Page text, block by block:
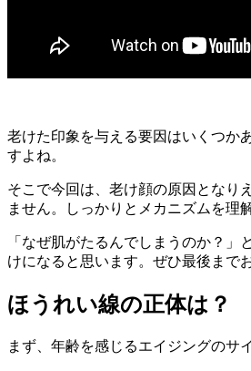
老けた印象を与える要因はいくつか
すよね。
そこで今回は、老け顔の原因となり
ません。しっかりとメカニズムを理
「なぜ肌がたるんでしまうのか？
けになると思います。ぜひ最後まで
ほうれい線の正体は？
まず、年齢を感じるエイジングのサ